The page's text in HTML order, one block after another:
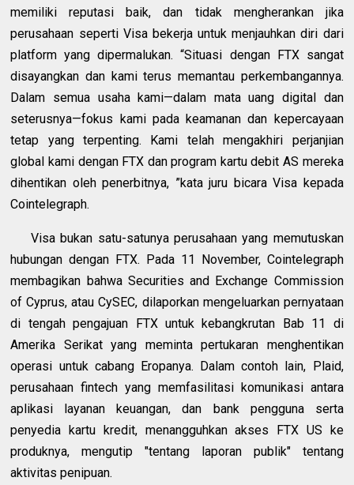
memiliki reputasi baik, dan tidak mengherankan jika
perusahaan seperti Visa bekerja untuk menjauhkan diri dari
platform yang dipermalukan. “Situasi dengan FTX sangat
disayangkan dan kami terus memantau perkembangannya.
Dalam semua usaha kami—dalam mata uang digital dan
seterusnya—fokus kami pada keamanan dan kepercayaan
tetap yang terpenting. Kami telah mengakhiri perjanjian
global kami dengan FTX dan program kartu debit AS mereka
dihentikan oleh penerbitnya, ”kata juru bicara Visa kepada
Cointelegraph.
Visa bukan satu-satunya perusahaan yang memutuskan
hubungan dengan FTX. Pada 11 November, Cointelegraph
membagikan bahwa Securities and Exchange Commission
of Cyprus, atau CySEC, dilaporkan mengeluarkan pernyataan
di tengah pengajuan FTX untuk kebangkrutan Bab 11 di
Amerika Serikat yang meminta pertukaran menghentikan
operasi untuk cabang Eropanya. Dalam contoh lain, Plaid,
perusahaan fintech yang memfasilitasi komunikasi antara
aplikasi layanan keuangan, dan bank pengguna serta
penyedia kartu kredit, menangguhkan akses FTX US ke
produknya, mengutip "tentang laporan publik" tentang
aktivitas penipuan.